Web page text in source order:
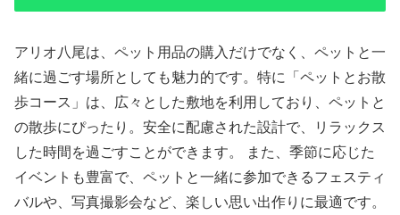
アリオ八尾は、ペット用品の購入だけでなく、ペットと一
緒に過ごす場所としても魅力的です。特に「ペットとお散
歩コース」は、広々とした敷地を利用しており、ペットと
の散歩にぴったり。安全に配慮された設計で、リラックス
した時間を過ごすことができます。 また、季節に応じた
イベントも豊富で、ペットと一緒に参加できるフェスティ
バルや、写真撮影会など、楽しい思い出作りに最適です。